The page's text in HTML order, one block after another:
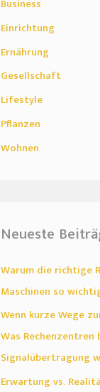
Business
Einrichtung
Ernährung
Gesellschaft
Lifestyle
Pflanzen
Wohnen
Neueste
Warum die richtige
Maschinen so
Wenn kurze Wege
Was Rechenzentren
Signalübertragung
Erwartung vs.